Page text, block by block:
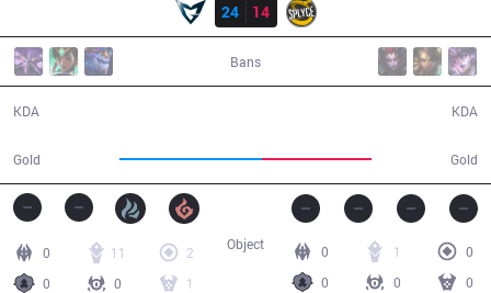
24
14
Bans
KDA
Gold Gold
KDA
0 11
2
0
0 1
0 1
0
0
0 0
Object